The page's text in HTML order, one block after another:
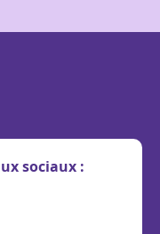
sociaux :